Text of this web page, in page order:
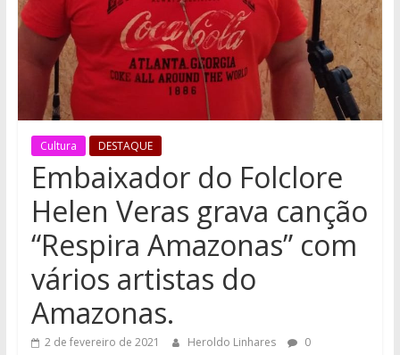
Cultura DESTAQUE
Embaixador do Folclore
Helen Veras grava canção
“Respira Amazonas” com
vários artistas do
Amazonas.
2 de fevereiro de 2021 Heroldo Linhares
0